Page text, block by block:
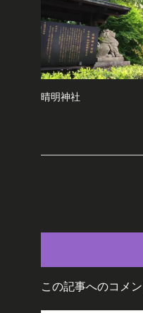
晴明神社
この記事へのコメ